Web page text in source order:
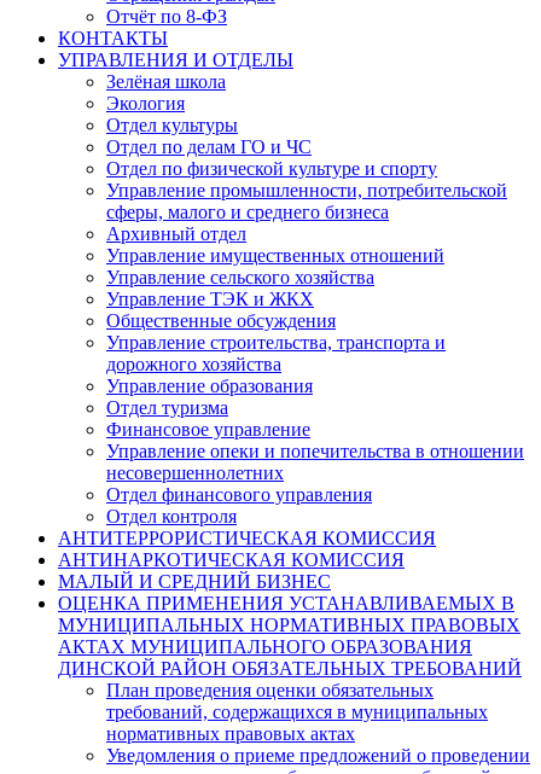
Отчёт по 8-ФЗ
КОНТАКТЫ
УПРАВЛЕНИЯ И ОТДЕЛЫ
Зелёная школа
Экология
Отдел культуры
Отдел по делам ГО и ЧС
Отдел по физической культуре и спорту
Управление промышленности, потребительской
сферы, малого и среднего бизнеса
Архивный отдел
Управление имущественных отношений
Управление сельского хозяйства
Управление ТЭК и ЖКХ
Общественные обсуждения
Управление строительства, транспорта и
дорожного хозяйства
Управление образования
Отдел туризма
Финансовое управление
Управление опеки и попечительства в отношении
несовершеннолетних
Отдел финансового управления
Отдел контроля
АНТИТЕРРОРИСТИЧЕСКАЯ КОМИССИЯ
АНТИНАРКОТИЧЕСКАЯ КОМИССИЯ
МАЛЫЙ И СРЕДНИЙ БИЗНЕС
ОЦЕНКА ПРИМЕНЕНИЯ УСТАНАВЛИВАЕМЫХ В
МУНИЦИПАЛЬНЫХ НОРМАТИВНЫХ ПРАВОВЫХ
АКТАХ МУНИЦИПАЛЬНОГО ОБРАЗОВАНИЯ
ДИНСКОЙ РАЙОН ОБЯЗАТЕЛЬНЫХ ТРЕБОВАНИЙ
План проведения оценки обязательных
требований, содержащихся в муниципальных
нормативных правовых актах
Уведомления о приеме предложений о проведении